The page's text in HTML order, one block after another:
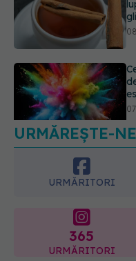
URMĂREȘTE-
URMĂRITORI
365
ARTICOLE